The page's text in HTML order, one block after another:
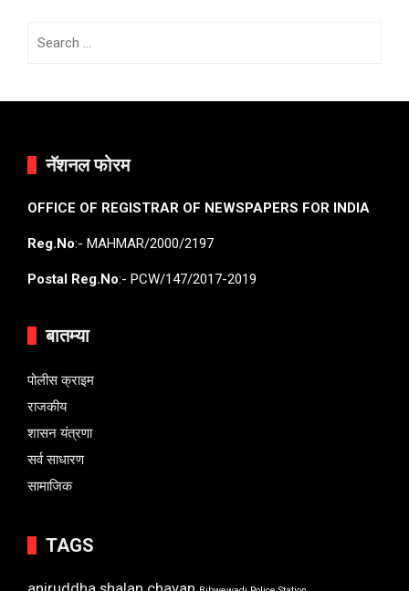
नॅशनल फोरम
OFFICE OF REGISTRAR OF NEWSPAPERS FOR INDIA
Reg.No:- MAHMAR/2000/2197
Postal Reg.No:- PCW/147/2017-2019
बातम्या
पोलीस क्राइम
राजकीय
शासन यंत्रणा
सर्व साधारण
सामाजिक
TAGS